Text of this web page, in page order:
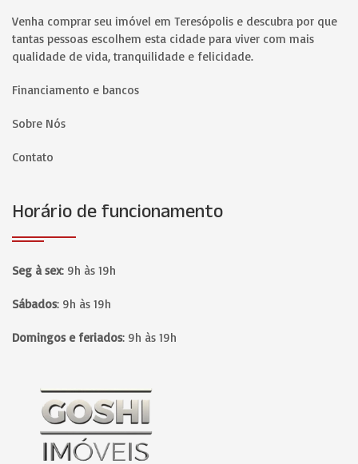
Venha comprar seu imóvel em Teresópolis e descubra por que
tantas pessoas escolhem esta cidade para viver com mais
qualidade de vida, tranquilidade e felicidade.
Financiamento e bancos
Sobre Nós
Contato
Horário de funcionamento
Seg à sex: 9h às 19h
Sábados: 9h às 19h
Domingos e feriados: 9h às 19h
Página inicial